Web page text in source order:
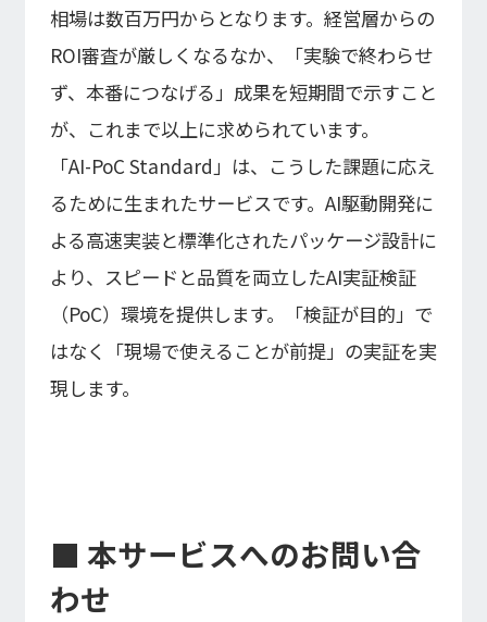
相場は数百万円からとなります。経営層からの
ROI審査が厳しくなるなか、「実験で終わらせ
ず、本番につなげる」成果を短期間で示すこと
が、これまで以上に求められています。
「AI-PoC Standard」は、こうした課題に応え
るために生まれたサービスです。AI駆動開発に
よる高速実装と標準化されたパッケージ設計に
より、スピードと品質を両立したAI実証検証
（PoC）環境を提供します。「検証が目的」で
はなく「現場で使えることが前提」の実証を実
現します。
■ 本サービスへのお問い合
わせ